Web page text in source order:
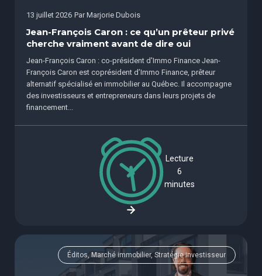
13 juillet 2026 Par Marjorie Dubois
Jean-François Caron : ce qu’un prêteur privé
cherche vraiment avant de dire oui
Jean-François Caron : co-président d'Immo Finance Jean-
François Caron est coprésident d’Immo Finance, prêteur
alternatif spécialisé en immobilier au Québec. Il accompagne
des investisseurs et entrepreneurs dans leurs projets de
financement...
Lecture
6
minutes
Éditos, Marché immobilier, Stratégie investisseur